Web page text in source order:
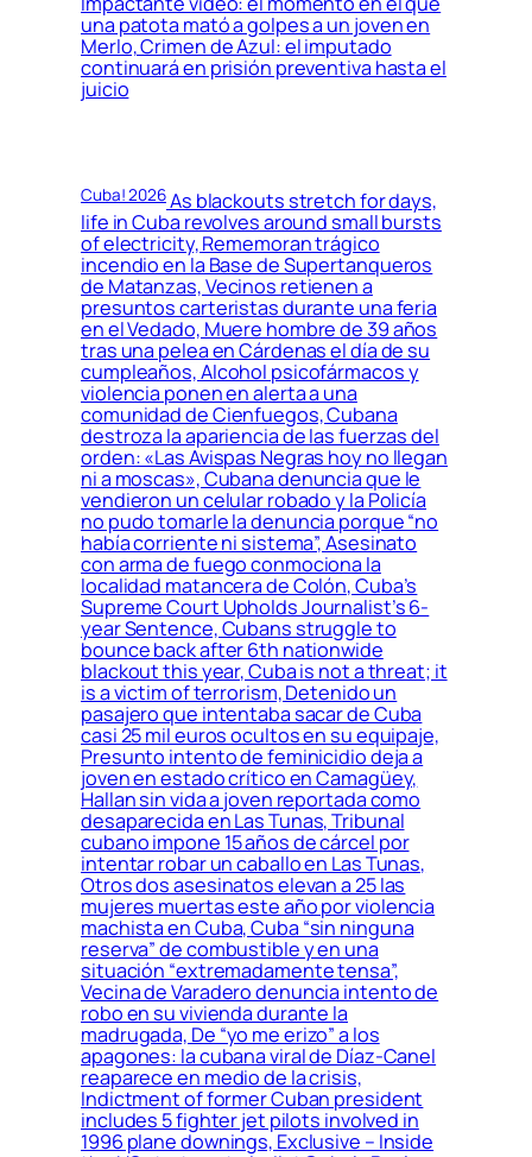
una patota mató a golpes a un joven en
Merlo, Crimen de Azul: el imputado
continuará en prisión preventiva hasta el
juicio
Cuba! 2026As blackouts stretch for days,
life in Cuba revolves around small bursts
of electricity, Rememoran trágico
incendio en la Base de Supertanqueros
de Matanzas, Vecinos retienen a
presuntos carteristas durante una feria
en el Vedado, Muere hombre de 39 años
tras una pelea en Cárdenas el día de su
cumpleaños, Alcohol psicofármacos y
violencia ponen en alerta a una
comunidad de Cienfuegos, Cubana
destroza la apariencia de las fuerzas del
orden: «Las Avispas Negras hoy no llegan
ni a moscas», Cubana denuncia que le
vendieron un celular robado y la Policía
no pudo tomarle la denuncia porque “no
había corriente ni sistema”, Asesinato
con arma de fuego conmociona la
localidad matancera de Colón, Cuba’s
Supreme Court Upholds Journalist’s 6-
year Sentence, Cubans struggle to
bounce back after 6th nationwide
blackout this year, Cuba is not a threat; it
is a victim of terrorism, Detenido un
pasajero que intentaba sacar de Cuba
casi 25 mil euros ocultos en su equipaje,
Presunto intento de feminicidio deja a
joven en estado crítico en Camagüey,
Hallan sin vida a joven reportada como
desaparecida en Las Tunas, Tribunal
cubano impone 15 años de cárcel por
intentar robar un caballo en Las Tunas,
Otros dos asesinatos elevan a 25 las
mujeres muertas este año por violencia
machista en Cuba, Cuba “sin ninguna
reserva” de combustible y en una
situación “extremadamente tensa”,
Vecina de Varadero denuncia intento de
robo en su vivienda durante la
madrugada, De “yo me erizo” a los
apagones: la cubana viral de Díaz-Canel
reaparece en medio de la crisis,
Indictment of former Cuban president
includes 5 fighter jet pilots involved in
1996 plane downings, Exclusive – Inside